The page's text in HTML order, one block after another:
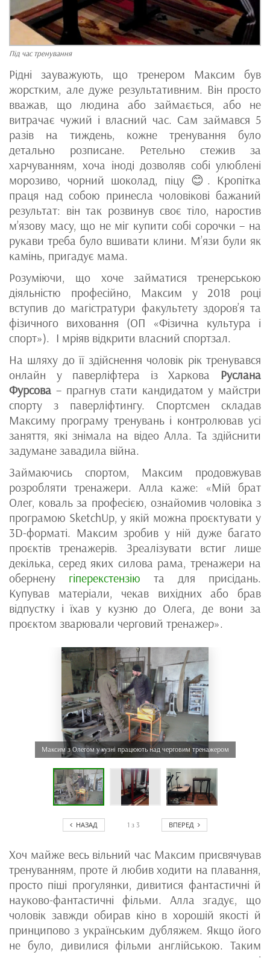
Під час тренування
Рідні зауважують, що тренером Максим був
жорстким, але дуже результативним. Він просто
вважав, що людина або займається, або не
витрачає чужий і власний час. Сам займався 5
разів на тиждень, кожне тренування було
детально розписане. Ретельно стежив за
харчуванням, хоча іноді дозволяв собі улюблені
морозиво, чорний шоколад, піцу 😊. Кропітка
праця над собою принесла чоловікові бажаний
результат: він так розвинув своє тіло, наростив
м’язову масу, що не міг купити собі сорочки – на
рукави треба було вшивати клини. М’язи були як
камінь, пригадує мама.
Розуміючи, що хоче займатися тренерською
діяльністю професійно, Максим у 2018 році
вступив до магістратури факультету здоров’я та
фізичного виховання (ОП «Фізична культура і
спорт»). І мріяв відкрити власний спортзал.
На шляху до її здійснення чоловік рік тренувався
онлайн у паверліфтера із Харкова Руслана
Фурсова – прагнув стати кандидатом у майстри
спорту з паверліфтингу. Спортсмен складав
Максиму програму тренувань і контролював усі
заняття, які знімала на відео Алла. Та здійснити
задумане завадила війна.
Займаючись спортом, Максим продовжував
розробляти тренажери. Алла каже: «Мій брат
Олег, коваль за професією, ознайомив чоловіка з
програмою SketchUp, у якій можна проєктувати у
3D-форматі. Максим зробив у ній дуже багато
проєктів тренажерів. Зреалізувати встиг лише
декілька, серед яких силова рама, тренажери на
обернену гіперекстензію та для присідань.
Купував матеріали, чекав вихідних або брав
відпустку і їхав у кузню до Олега, де вони за
проєктом зварювали черговий тренажер».
Максим з Олегом у кузні працюють над черговим тренажером
НАЗАД 1 з 3 ВПЕРЕД
Хоч майже весь вільний час Максим присвячував
тренуванням, проте й любив ходити на плавання,
просто піші прогулянки, дивитися фантастичні й
науково-фантастичні фільми. Алла згадує, що
чоловік завжди обирав кіно в хорошій якості й
принципово з українським дубляжем. Якщо його
не було, дивилися фільми англійською. Таким